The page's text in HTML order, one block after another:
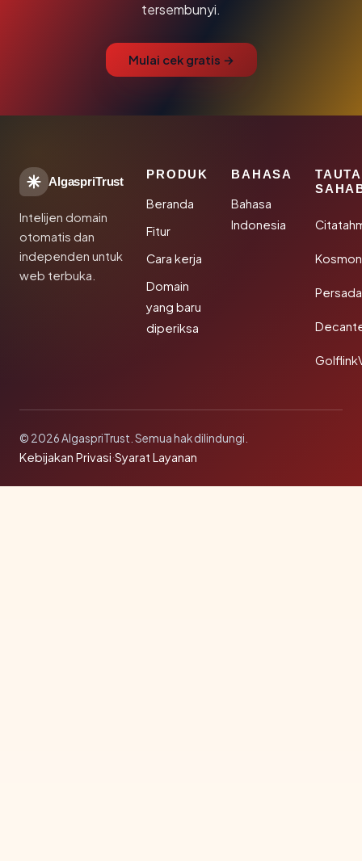
tersembunyi.
Mulai cek gratis →
AlgaspriTrust
Intelijen domain
otomatis dan
independen untuk
web terbuka.
PRODUK
Beranda
Fitur
Cara kerja
Domain
yang baru
diperiksa
BAHASA
Bahasa
Indonesia
© 2026 AlgaspriTrust. Semua hak dilindungi.
Kebijakan Privasi·Syarat Layanan